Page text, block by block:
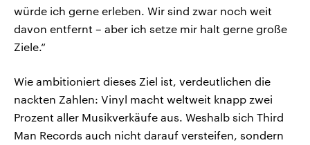
würde ich gerne erleben. Wir sind zwar noch weit
davon entfernt – aber ich setze mir halt gerne große
Ziele.“
Wie ambitioniert dieses Ziel ist, verdeutlichen die
nackten Zahlen: Vinyl macht weltweit knapp zwei
Prozent aller Musikverkäufe aus. Weshalb sich Third
Man Records auch nicht darauf versteifen, sondern